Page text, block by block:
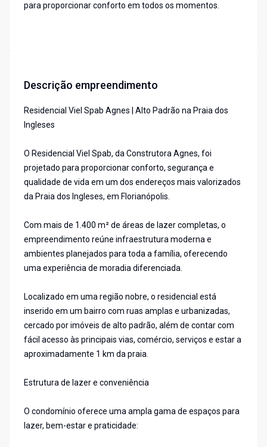
para proporcionar conforto em todos os momentos.
Descrição empreendimento
Residencial Viel Spab Agnes | Alto Padrão na Praia dos
Ingleses
O Residencial Viel Spab, da Construtora Agnes, foi
projetado para proporcionar conforto, segurança e
qualidade de vida em um dos endereços mais valorizados
da Praia dos Ingleses, em Florianópolis.
Com mais de 1.400 m² de áreas de lazer completas, o
empreendimento reúne infraestrutura moderna e
ambientes planejados para toda a família, oferecendo
uma experiência de moradia diferenciada.
Localizado em uma região nobre, o residencial está
inserido em um bairro com ruas amplas e urbanizadas,
cercado por imóveis de alto padrão, além de contar com
fácil acesso às principais vias, comércio, serviços e estar a
aproximadamente 1 km da praia.
Estrutura de lazer e conveniência
O condomínio oferece uma ampla gama de espaços para
lazer, bem-estar e praticidade: